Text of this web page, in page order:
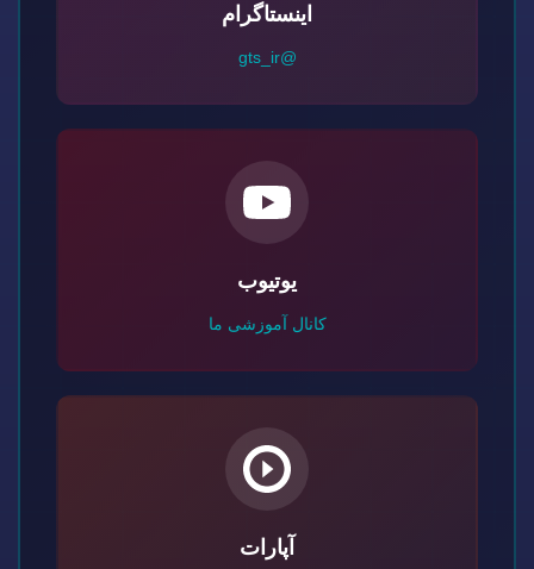
اینستاگرام
@gts_ir
یوتیوب
کانال آموزشی ما
آپارات